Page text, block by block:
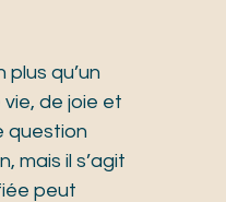
qu’un
vie, de joie et
question
mais il s’agit
peut